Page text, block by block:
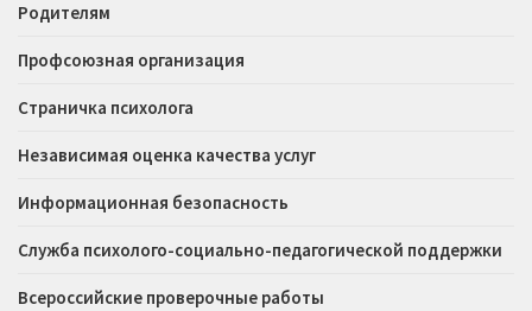
Родителям
Профсоюзная организация
Страничка психолога
Независимая оценка качества услуг
Информационная безопасность
Служба психолого-социально-педагогической поддержки
Всероссийские проверочные работы